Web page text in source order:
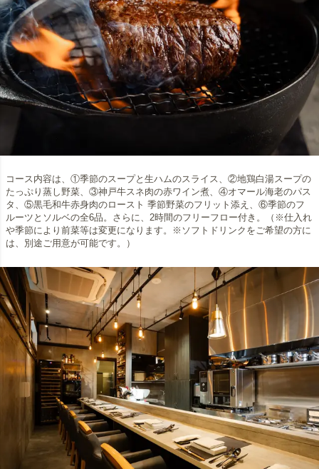
コース内容は、①季節のスープと生ハムのスライス、②地鶏白湯スープの
たっぷり蒸し野菜、③神戸牛スネ肉の赤ワイン煮、④オマール海老のパス
タ、⑤黒毛和牛赤身肉のロースト 季節野菜のフリット添え、⑥季節のフ
ルーツとソルベの全6品。さらに、2時間のフリーフロー付き。（※仕入れ
や季節により前菜等は変更になります。※ソフトドリンクをご希望の方に
は、別途ご用意が可能です。）